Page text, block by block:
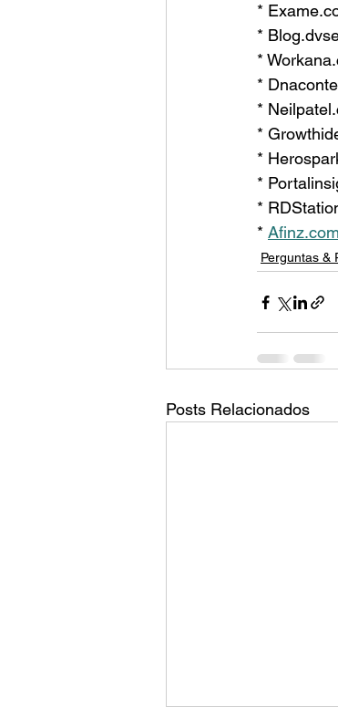
*
*
*
*
*
*
*
*
*
*
Perguntas &
Posts Relacionados